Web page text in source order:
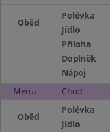
Oběd
Polévka
Jídlo
Příloha
Doplněk
Nápoj
Menu
Chod
Oběd
Polévka
Jídlo